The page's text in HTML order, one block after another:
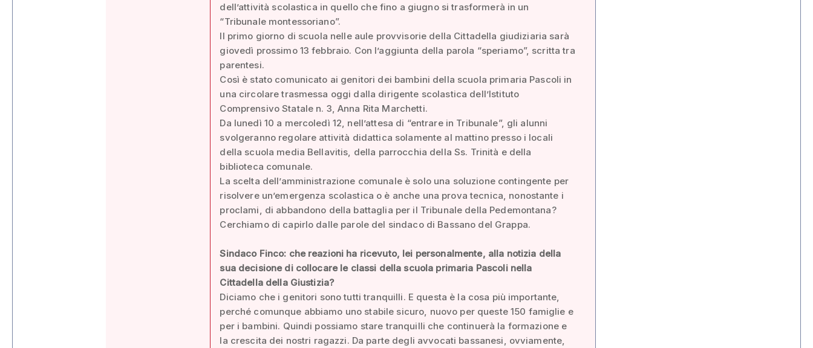
dell’attività scolastica in quello che fino a giugno si trasformerà in un
“Tribunale montessoriano”.
Il primo giorno di scuola nelle aule provvisorie della Cittadella giudiziaria sarà
giovedì prossimo 13 febbraio. Con l’aggiunta della parola “speriamo”, scritta tra
parentesi.
Così è stato comunicato ai genitori dei bambini della scuola primaria Pascoli in
una circolare trasmessa oggi dalla dirigente scolastica dell’Istituto
Comprensivo Statale n. 3, Anna Rita Marchetti.
Da lunedì 10 a mercoledì 12, nell’attesa di “entrare in Tribunale”, gli alunni
svolgeranno regolare attività didattica solamente al mattino presso i locali
della scuola media Bellavitis, della parrocchia della Ss. Trinità e della
biblioteca comunale.
La scelta dell’amministrazione comunale è solo una soluzione contingente per
risolvere un’emergenza scolastica o è anche una prova tecnica, nonostante i
proclami, di abbandono della battaglia per il Tribunale della Pedemontana?
Cerchiamo di capirlo dalle parole del sindaco di Bassano del Grappa.
Sindaco Finco: che reazioni ha ricevuto, lei personalmente, alla notizia della
sua decisione di collocare le classi della scuola primaria Pascoli nella
Cittadella della Giustizia?
Diciamo che i genitori sono tutti tranquilli. E questa è la cosa più importante,
perché comunque abbiamo uno stabile sicuro, nuovo per queste 150 famiglie e
per i bambini. Quindi possiamo stare tranquilli che continuerà la formazione e
la crescita dei nostri ragazzi. Da parte degli avvocati bassanesi, ovviamente,